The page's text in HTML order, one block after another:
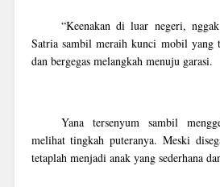
“Keenakan di luar negeri,
Satria sambil meraih kunci mobil yang
dan bergegas melangkah menuju garasi.
Yana tersenyum sambil
melihat tingkah puteranya. Meski
tetaplah menjadi anak yang sederhana